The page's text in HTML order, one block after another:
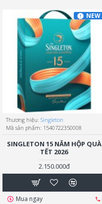
NEW
Thương hiệu: Singleton
Mã sản phẩm: 1540722350008
SINGLETON 15 NĂM HỘP QUÀ
TẾT 2026
2.150.000đ
Mua ngay